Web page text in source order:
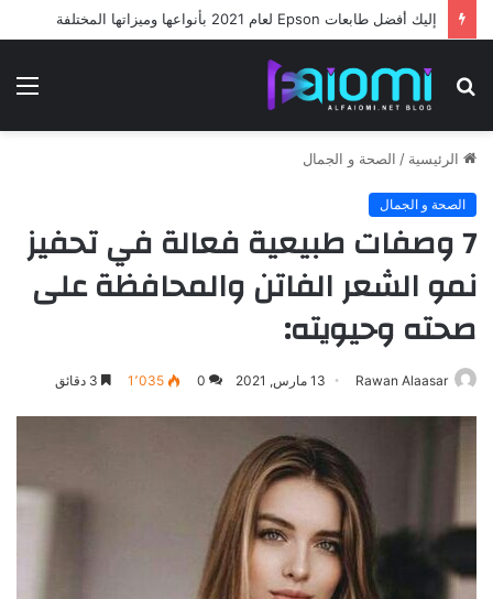
الرئيسية / الصحة و الجمال
الصحة و الجمال
7 وصفات طبيعية فعالة في تحفيز
نمو الشعر الفاتن والمحافظة على
صحته وحيويته:
Rawan Alaasar 13 مارس, 2021 0 1٬035